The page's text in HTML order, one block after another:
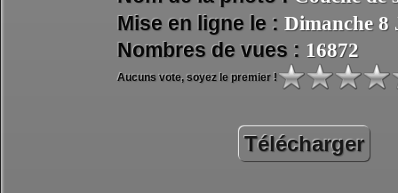
Mise en ligne le : Dimanche 8
Nombres de vues : 16872
Aucuns vote, soyez le premier !
Télécharger